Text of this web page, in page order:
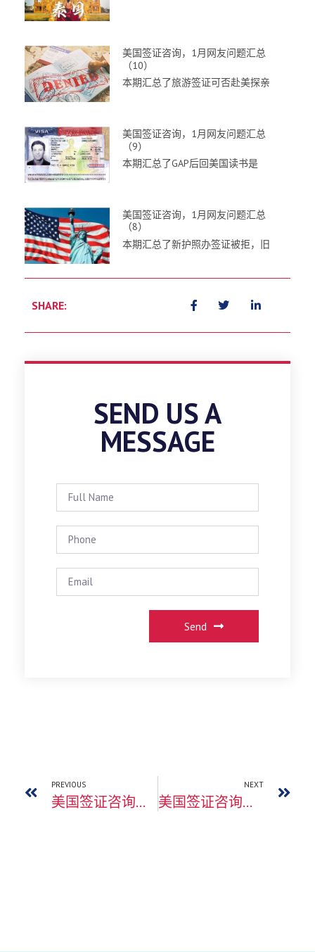
美国签证咨询，1月网友问题汇总
（10）
本期汇总了旅游签证可否赴美探亲
美国签证咨询，1月网友问题汇总
（9）
本期汇总了GAP后回美国读书是
美国签证咨询，1月网友问题汇总
（8）
本期汇总了新护照办签证被拒，旧
SHARE:
SEND US A
MESSAGE
Send
PREVIOUS
美国签证咨询，1月网友问题汇总（2）
NEXT
美国签证咨询，1月网友问题汇总（4）